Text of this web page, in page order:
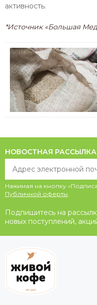
активность.
*Источник «Большая
НОВОСТНАЯ РАССЫЛКА
Нажимая на кнопку
Публичной оферты.
Подпишитесь на
новых поступлений,